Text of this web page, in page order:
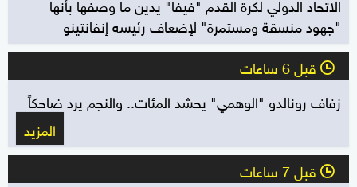
"جهود منسقة ومستمرة" لإضعاف رئيسه إنفانتينو
l قبل 6 ساعات
زفاف رونالدو "الوهمي" يحشد المئات.. والنجم يرد ضاحكاً
المزيد
l قبل 7 ساعات